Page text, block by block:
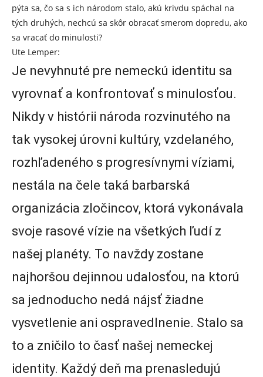
pýta sa, čo sa s ich národom stalo, akú krivdu spáchal na
tých druhých, nechcú sa skôr obracať smerom dopredu, ako
sa vracať do minulosti?
Ute Lemper:
Je nevyhnuté pre nemeckú identitu sa
vyrovnať a konfrontovať s minulosťou.
Nikdy v histórii národa rozvinutého na
tak vysokej úrovni kultúry, vzdelaného,
rozhľadeného s progresívnymi víziami,
nestála na čele taká barbarská
organizácia zločincov, ktorá vykonávala
svoje rasové vízie na všetkých ľudí z
našej planéty. To navždy zostane
najhoršou dejinnou udalosťou, na ktorú
sa jednoducho nedá nájsť žiadne
vysvetlenie ani ospravedlnenie. Stalo sa
to a zničilo to časť našej nemeckej
identity. Každý deň ma prenasledujú